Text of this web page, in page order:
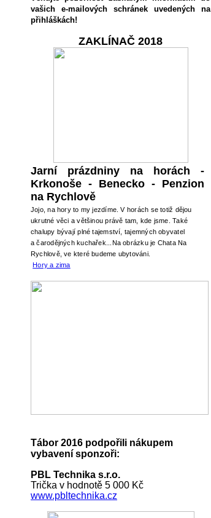
vašich e-mailových schránek uvedených na
přihláškách!
ZAKLÍNAČ 2018
Jarní prázdniny na horách -
Krkonoše - Benecko - Penzion
na Rychlově
Jojo, na hory to my jezdíme. V horách se totiž dějou
ukrutné věci a většinou právě tam, kde jsme. Také
chalupy bývají plné tajemství, tajemných obyvatel
a čarodějných kuchařek...Na obrázku je Chata Na
Rychlově, ve které budeme ubytováni.
Hory a zima
Tábor 2016 podpořili nákupem
vybavení sponzoři:
PBL Technika s.r.o.
Trička v hodnotě 5 000 Kč
www.pbltechnika.cz